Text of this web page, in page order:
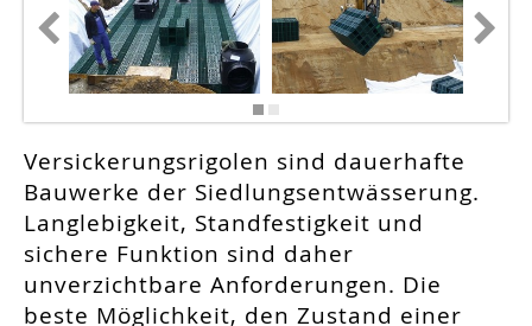
Versickerungsrigolen sind dauerhafte
Bauwerke der Siedlungsentwässerung.
Langlebigkeit, Standfestigkeit und
sichere Funktion sind daher
unverzichtbare Anforderungen. Die
beste Möglichkeit, den Zustand einer